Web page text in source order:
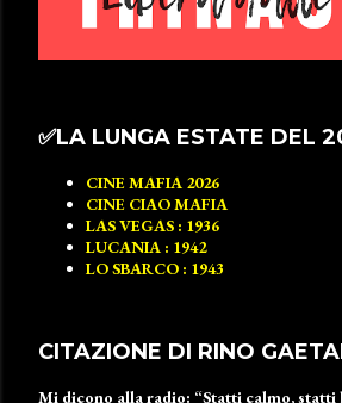
✅️LA LUNGA ESTATE DEL
CINE MAFIA 2026
CINE CIAO MAFIA
LAS VEGAS : 1936
LUCANIA : 1942
LO SBARCO : 1943
CITAZIONE DI RINO
Mi dicono alla radio: “Statti calmo, statti